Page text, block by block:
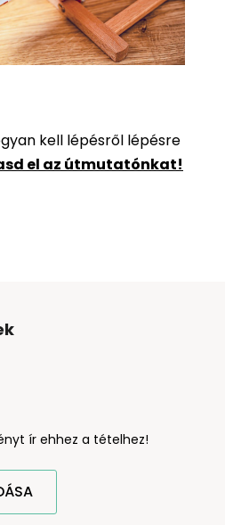
kell lépésről lépésre
el az útmutatónkat!
ír ehhez a tételhez!